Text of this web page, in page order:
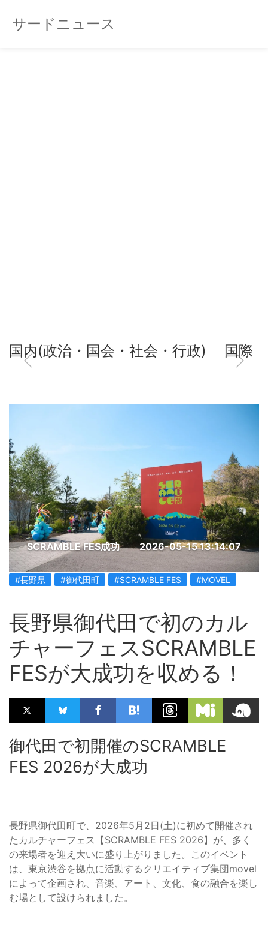
サードニュース
国内(政治・国会・社会・行政) 国際
SCRAMBLE FES成功 2026-05-15 13:14:07
#長野県 #御代田町 #SCRAMBLE FES #MOVEL
長野県御代田で初のカル
チャーフェスSCRAMBLE
FESが大成功を収める！
御代田で初開催のSCRAMBLE
FES 2026が大成功
長野県御代田町で、2026年5月2日(土)に初めて開催され
たカルチャーフェス【SCRAMBLE FES 2026】が、多く
の来場者を迎え大いに盛り上がりました。このイベント
は、東京渋谷を拠点に活動するクリエイティブ集団movel
によって企画され、音楽、アート、文化、食の融合を楽し
む場として設けられました。